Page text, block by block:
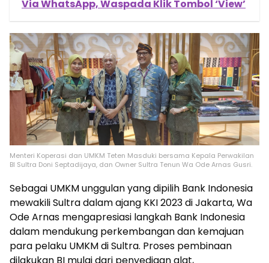
Via WhatsApp, Waspada Klik Tombol ‘View’
Menteri Koperasi dan UMKM Teten Masduki bersama Kepala Perwakilan
BI Sultra Doni Septadijaya, dan Owner Sultra Tenun Wa Ode Arnas Gusri.
Sebagai UMKM unggulan yang dipilih Bank Indonesia
mewakili Sultra dalam ajang KKI 2023 di Jakarta, Wa
Ode Arnas mengapresiasi langkah Bank Indonesia
dalam mendukung perkembangan dan kemajuan
para pelaku UMKM di Sultra. Proses pembinaan